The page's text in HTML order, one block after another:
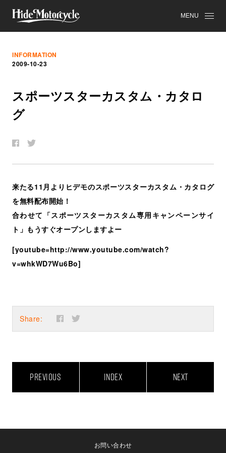
MENU
INFORMATION
2009-10-23
スポーツスターカスタム ・ カタ ロ
グ
来たる11月よりヒデモのスポーツスターカスタム・カタログ
を無料配布開始！
合わせて「スポーツスターカスタム専用キャンペーンサイ
ト」もうすぐオープンしますよー
[youtube=http://www.youtube.com/watch?
v=whkWD7Wu6Bo]
Share:
PREVIOUS INDEX NEXT
お問い合わせ